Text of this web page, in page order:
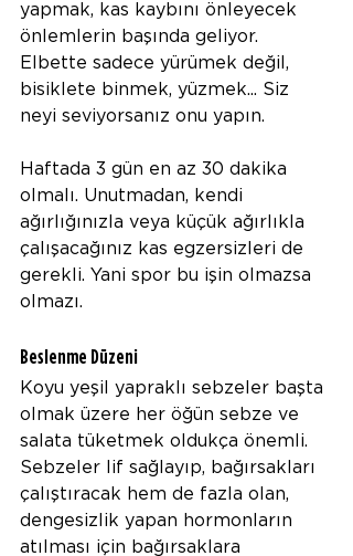
yapmak, kas kaybını önleyecek
önlemlerin başında geliyor.
Elbette sadece yürümek değil,
bisiklete binmek, yüzmek... Siz
neyi seviyorsanız onu yapın.
Haftada 3 gün en az 30 dakika
olmalı. Unutmadan, kendi
ağırlığınızla veya küçük ağırlıkla
çalışacağınız kas egzersizleri de
gerekli. Yani spor bu işin olmazsa
olmazı.
Beslenme Düzeni
Koyu yeşil yapraklı sebzeler başta
olmak üzere her öğün sebze ve
salata tüketmek oldukça önemli.
Sebzeler lif sağlayıp, bağırsakları
çalıştıracak hem de fazla olan,
dengesizlik yapan hormonların
atılması için bağırsaklara